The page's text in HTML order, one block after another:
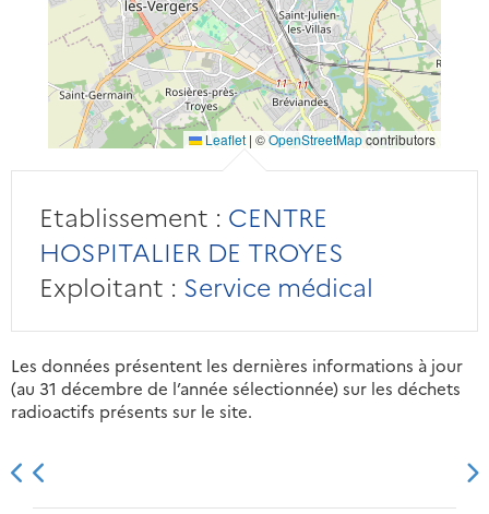
Leaflet | ©OpenStreetMapcontributors
Etablissement : CENTRE
HOSPITALIER DE TROYES
Exploitant : Service médical
Les données présentent les dernières informations à jour
(au 31 décembre de l’année sélectionnée) sur les déchets
radioactifs présents sur le site.